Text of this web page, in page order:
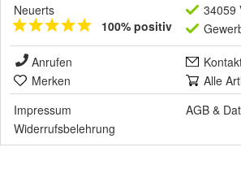
Neuerts
100% positiv
34059
Anrufen
Merken
Alle
Impressum
AGB &
Widerrufsbelehrung